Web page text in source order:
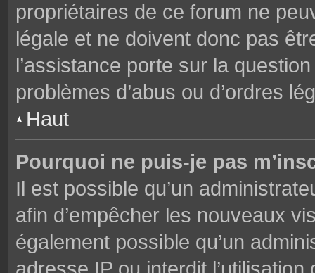
propriétaires de ce forum ne
légale et ne doivent donc pas
l’assistance porte sur la
problèmes d’abus ou d’ordres
Haut
Pourquoi ne puis-je pas
Il est possible qu’un
afin d’empêcher les nouveaux
également possible qu’un